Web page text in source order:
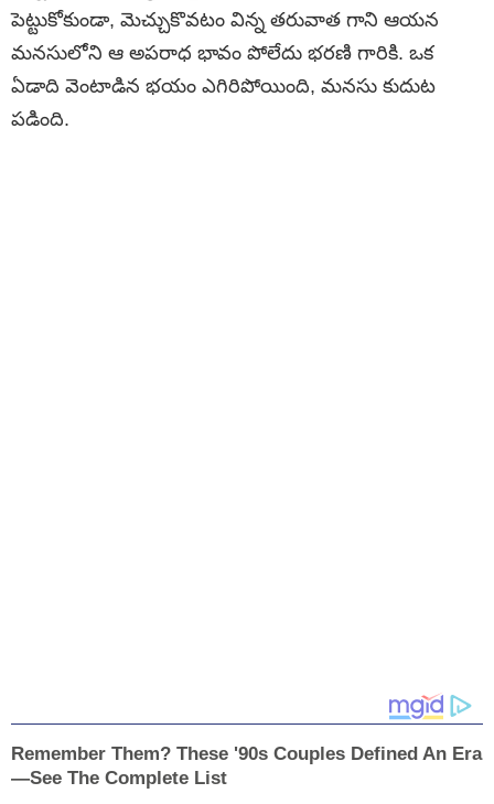
పెట్టుకోకుండా, మెచ్చుకొవటం విన్న తరువాత గాని ఆయన
మనసులోని ఆ అపరాధ భావం పోలేదు భరణి గారికి. ఒక
ఏడాది వెంటాడిన భయం ఎగిరిపోయింది, మనసు కుదుట
పడింది.